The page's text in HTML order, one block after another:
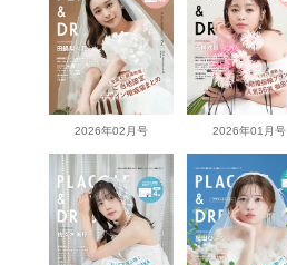
2026年02月号 2026年01月号